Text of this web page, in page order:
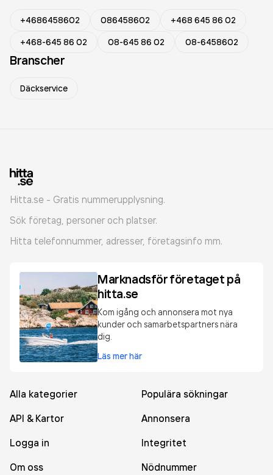
+4686458602 086458602
+468 645 86 02
+468-645 86 02
08-645 86 02 08-6458602
Branscher
Däckservice
Hitta.se - Gratis nummerupplysning.
Sök företag, personer och platser.
Hitta telefonnummer, adresser, företagsinfo mm.
Marknadsför företaget på
hitta.se
Kom igång och annonsera mot nya
kunder och samarbetspartners nära
dig.
Läs mer här
Alla kategorier
Populära sökningar
API & Kartor
Annonsera
Logga in
Integritet
Om oss
Nödnummer